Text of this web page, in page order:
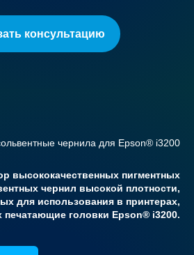
консультацию
чернила для Epson® i3200
высококачественных пигментных
чернил высокой плотности,
для использования в принтерах,
головки Epson® i3200.